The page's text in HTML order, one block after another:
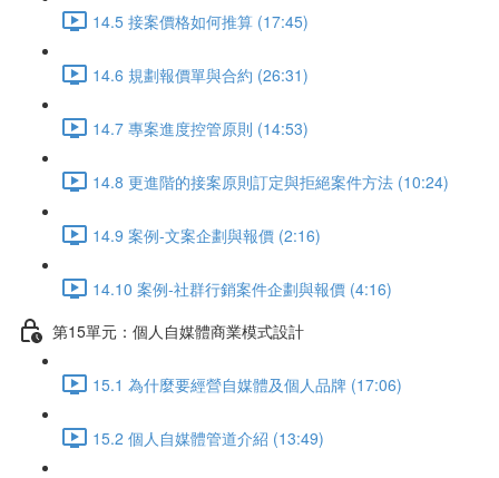
14.5 接案價格如何推算 (17:45)
14.6 規劃報價單與合約 (26:31)
14.7 專案進度控管原則 (14:53)
14.8 更進階的接案原則訂定與拒絕案件方法 (10:24)
14.9 案例-文案企劃與報價 (2:16)
14.10 案例-社群行銷案件企劃與報價 (4:16)
第15單元：個人自媒體商業模式設計
15.1 為什麼要經營自媒體及個人品牌 (17:06)
15.2 個人自媒體管道介紹 (13:49)